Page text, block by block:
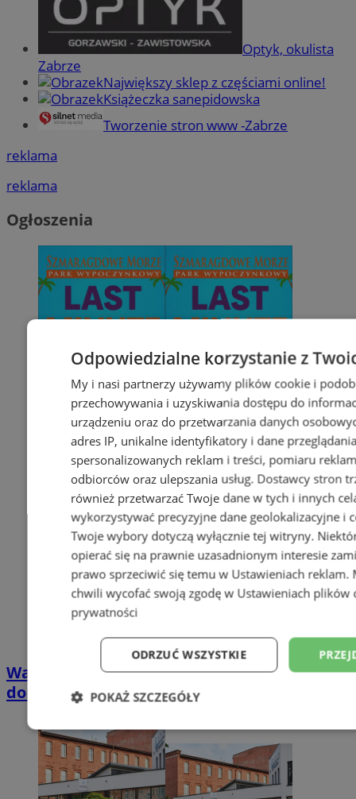
Optyk, okulista
Zabrze
Największy sklep z częściami online!
Książeczka sanepidowska
Tworzenie stron www -Zabrze
reklama
reklama
Ogłoszenia
Wakacyjny wypoczynek nad Bałtykiem w
domkach Szmaragdowe Morze
Odpowiedzialne korzystanie z
My i nasi partnerzy używamy plików cookie i
przechowywania i uzyskiwania dostępu do
urządzeniu oraz do przetwarzania danych
adres IP, unikalne identyfikatory i dane
spersonalizowanych reklam i treści, pomiaru
odbiorców oraz ulepszania usług. Dostawcy stron
również przetwarzać Twoje dane w tych i innych
wykorzystywać precyzyjne dane geolokalizacyjne i
Twoje wybory dotyczą wyłącznie tej witryny.
opierać się na prawnie uzasadnionym interesie
prawo sprzeciwić się temu w Ustawieniach reklam.
chwili wycofać swoją zgodę w Ustawieniach plików
prywatności
ODRZUĆ WSZYSTKIE
POKAŻ SZCZEGÓŁY
Niezbędne Wydajność
Niesklasyfikowane